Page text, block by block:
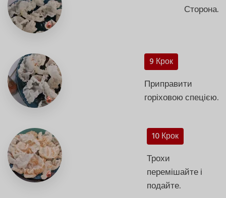
Сторона.
9 Крок
Приправити
горіховою спецією.
10 Крок
Трохи
перемішайте і
подайте.